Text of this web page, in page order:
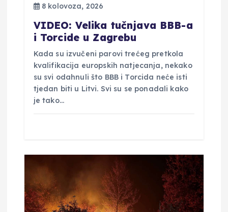
8 kolovoza, 2026
VIDEO: Velika tučnjava BBB-a
i Torcide u Zagrebu
Kada su izvučeni parovi trećeg pretkola
kvalifikacija europskih natjecanja, nekako
su svi odahnuli što BBB i Torcida neće isti
tjedan biti u Litvi. Svi su se ponadali kako
je tako…